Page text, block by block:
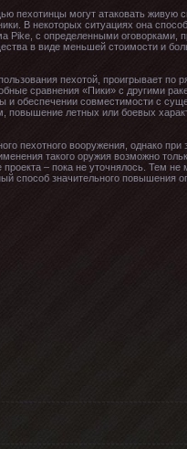
пехотинцы могут атаковать живую
В некоторых ситуациях она
Pike, с определенными оговорками,
в виде меньшей стоимости и
пехотой, проигрывает по
сравнения «Пики» с другими
и обеспечении совместимости с
повышение летных или боевых
пехотного вооружения, однако при
такого оружия возможно
– пока не уточнялось. Тем не
способ значительного повышения